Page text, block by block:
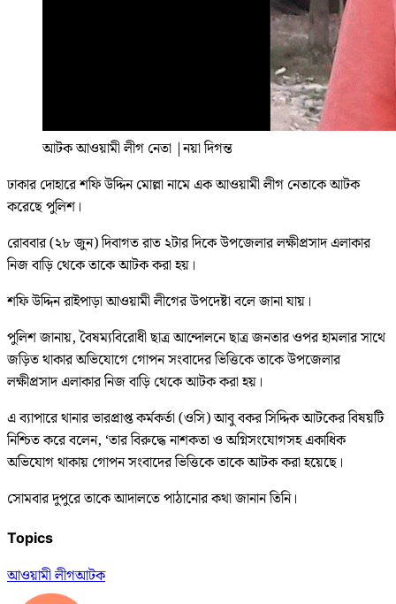
আটক আওয়ামী লীগ নেতা |নয়া দিগন্ত
ঢাকার দোহারে শফি উদ্দিন মোল্লা নামে এক আওয়ামী লীগ নেতাকে আটক
করেছে পুলিশ।
রোববার (২৮ জুন) দিবাগত রাত ২টার দিকে উপজেলার লক্ষীপ্রসাদ এলাকার
নিজ বাড়ি থেকে তাকে আটক করা হয়।
শফি উদ্দিন রাইপাড়া আওয়ামী লীগের উপদেষ্টা বলে জানা যায়।
পুলিশ জানায়, বৈষম্যবিরোধী ছাত্র আন্দোলনে ছাত্র জনতার ওপর হামলার সাথে
জড়িত থাকার অভিযোগে গোপন সংবাদের ভিত্তিকে তাকে উপজেলার
লক্ষীপ্রসাদ এলাকার নিজ বাড়ি থেকে আটক করা হয়।
এ ব্যাপারে থানার ভারপ্রাপ্ত কর্মকর্তা (ওসি) আবু বকর সিদ্দিক আটকের বিষয়টি
নিশ্চিত করে বলেন, ‘তার বিরুদ্ধে নাশকতা ও অগ্নিসংযোগসহ একাধিক
অভিযোগ থাকায় গোপন সংবাদের ভিত্তিকে তাকে আটক করা হয়েছে।
সোমবার দুপুরে তাকে আদালতে পাঠানোর কথা জানান তিনি।
Topics
আওয়ামী লীগআটক